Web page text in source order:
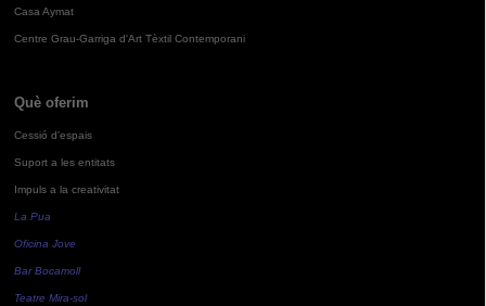
Casa Aymat
Centre Grau-Garriga d'Art Tèxtil Contemporani
Què oferim
Cessió d'espais
Suport a les entitats
Impuls a la creativitat
La Pua
Oficina Jove
Bar Bocamoll
Teatre Mira-sol